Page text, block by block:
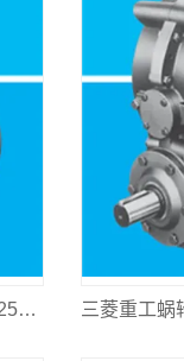
三菱重工蜗轮蜗杆减速机SEUH125L-100